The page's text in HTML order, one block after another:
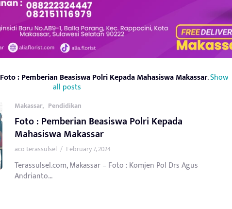
Foto : Pemberian Beasiswa Polri Kepada Mahasiswa Makassar.Show
all posts
Makassar, Pendidikan
Foto : Pemberian Beasiswa Polri Kepada
Mahasiswa Makassar
aco terassulsel / February 7, 2024
Terassulsel.com, Makassar – Foto : Komjen Pol Drs Agus
Andrianto...